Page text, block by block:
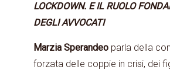
LOCKDOWN. E IL RUOLO
DEGLI AVVOCATI
Marzia Sperandeo parla della
forzata delle coppie in crisi, dei